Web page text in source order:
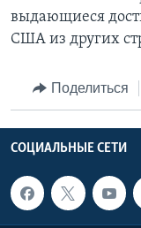
выдающиеся
США из других
Поделиться
СОЦИАЛЬНЫЕ СЕТИ